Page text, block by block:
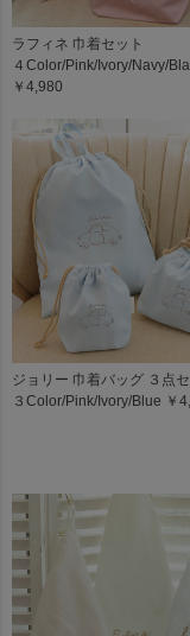
ラフィネ 巾着セット
４Color/Pink/Ivory/Navy/
￥4,980
ジョリー 巾着バッグ ３点
３Color/Pink/Ivory/Blue ￥